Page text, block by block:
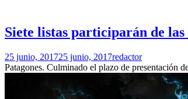
Siete listas participarán de las
25 junio, 201725 junio, 2017redactor
Patagones. Culminado el plazo de presentación